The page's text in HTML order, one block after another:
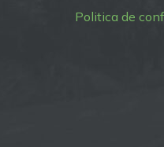
Politica de